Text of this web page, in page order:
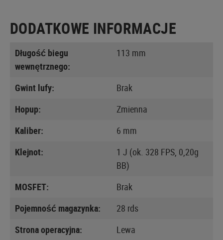
DODATKOWE INFORMACJE
Długość biegu
wewnętrznego:
113 mm
Gwint lufy:
Brak
Hopup:
Zmienna
Kaliber:
6 mm
Klejnot:
1 J (ok. 328 FPS, 0,20g
BB)
MOSFET:
Brak
Pojemność magazynka:
28 rds
Strona operacyjna:
Lewa